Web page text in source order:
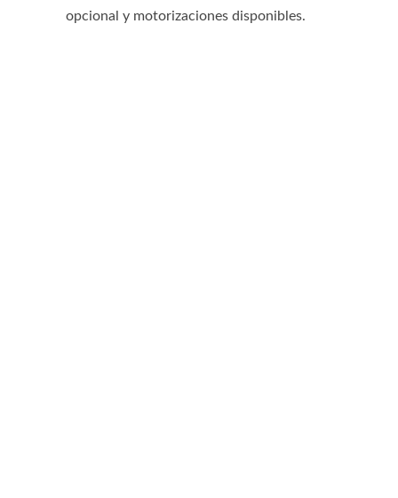
opcional y motorizaciones disponibles.